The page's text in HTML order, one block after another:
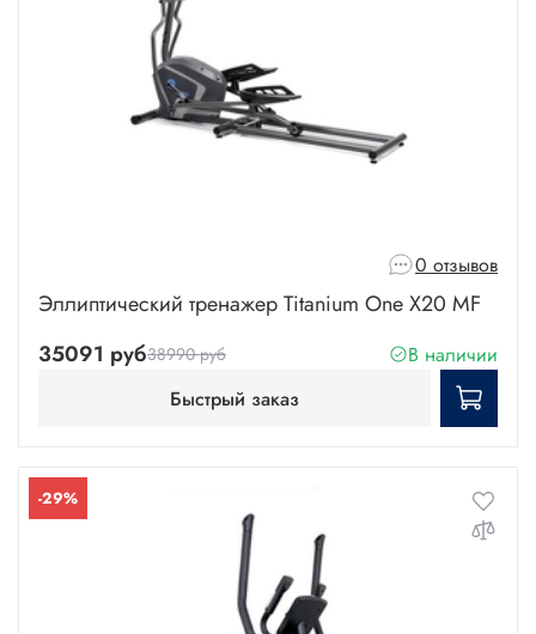
0 отзывов
Эллиптический тренажер Titanium One X20 MF
35091 руб38990 руб
В наличии
Быстрый заказ
-29%